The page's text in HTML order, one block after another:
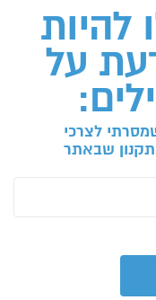
להיות
על
לצרכי
שבאתר